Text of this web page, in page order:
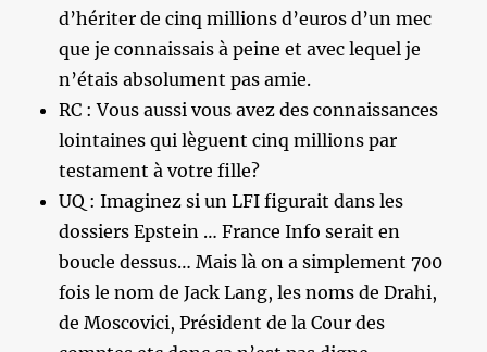
d’hériter de cinq millions d’euros d’un mec
que je connaissais à peine et avec lequel je
n’étais absolument pas amie.
RC : Vous aussi vous avez des connaissances
lointaines qui lèguent cinq millions par
testament à votre fille?
UQ : Imaginez si un LFI figurait dans les
dossiers Epstein … France Info serait en
boucle dessus… Mais là on a simplement 700
fois le nom de Jack Lang, les noms de Drahi,
de Moscovici, Président de la Cour des